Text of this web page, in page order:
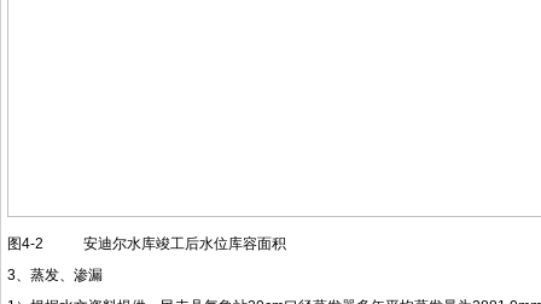
图4-2 安迪尔水库竣工后水位库容面积
3、蒸发、渗漏